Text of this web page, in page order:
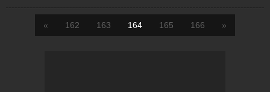
« 162 163 164 165 166 »